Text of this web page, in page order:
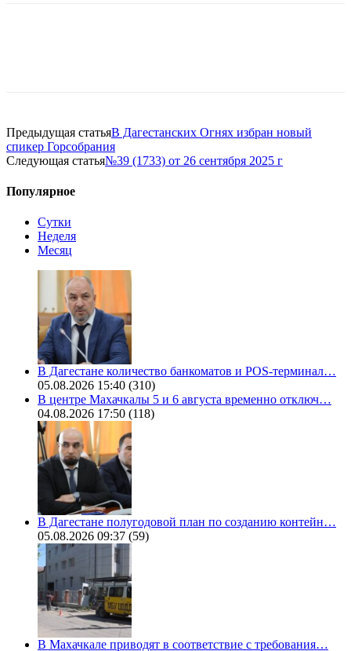
Предыдущая статьяВ Дагестанских Огнях избран новый
спикер Горсобрания
Следующая статья№39 (1733) от 26 сентября 2025 г
Популярное
Сутки
Неделя
Месяц
В Дагестане количество банкоматов и POS-терминал…
05.08.2026 15:40 (310)
В центре Махачкалы 5 и 6 августа временно отключ…
04.08.2026 17:50 (118)
В Дагестане полугодовой план по созданию контейн…
05.08.2026 09:37 (59)
В Махачкале приводят в соответствие с требования…